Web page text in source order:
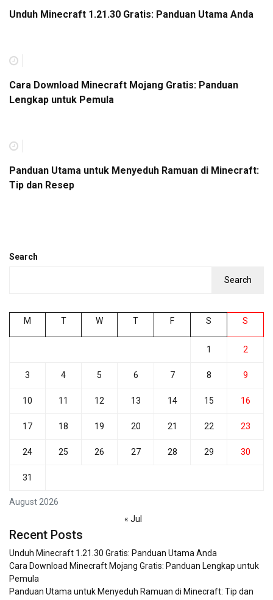
Unduh Minecraft 1.21.30 Gratis: Panduan Utama Anda
Cara Download Minecraft Mojang Gratis: Panduan
Lengkap untuk Pemula
Panduan Utama untuk Menyeduh Ramuan di Minecraft:
Tip dan Resep
Search
Search
August 2026
M T W T F S S
1 2
3 4 5 6 7 8 9
10 11 12 13 14 15 16
17 18 19 20 21 22 23
24 25 26 27 28 29 30
31
« Jul
Recent Posts
Unduh Minecraft 1.21.30 Gratis: Panduan Utama Anda
Cara Download Minecraft Mojang Gratis: Panduan Lengkap untuk
Pemula
Panduan Utama untuk Menyeduh Ramuan di Minecraft: Tip dan